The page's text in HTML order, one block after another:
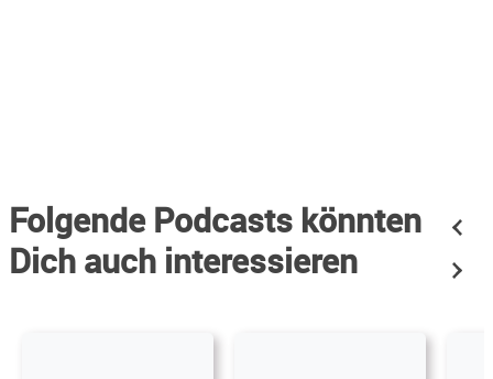
Folgende Podcasts könnten
Dich auch interessieren